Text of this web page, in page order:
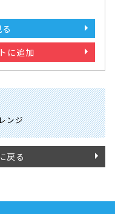
に追加
ンジ
戻る